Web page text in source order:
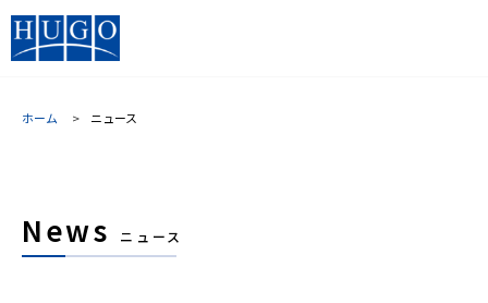
ホーム ニュース
News ニュース